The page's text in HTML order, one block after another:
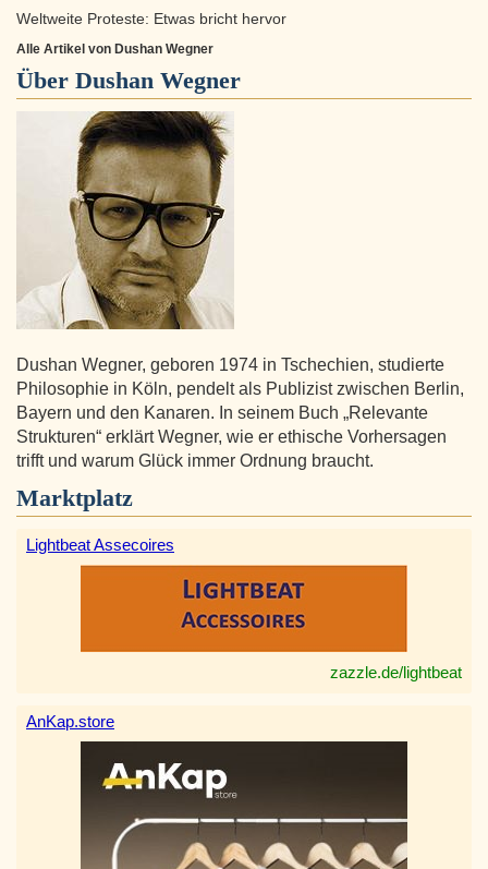
Weltweite Proteste: Etwas bricht hervor
Alle Artikel von Dushan Wegner
Über Dushan Wegner
Dushan Wegner, geboren 1974 in Tschechien, studierte
Philosophie in Köln, pendelt als Publizist zwischen Berlin,
Bayern und den Kanaren. In seinem Buch „Relevante
Strukturen“ erklärt Wegner, wie er ethische Vorhersagen
trifft und warum Glück immer Ordnung braucht.
Marktplatz
Lightbeat Assecoires
zazzle.de/lightbeat
AnKap.store